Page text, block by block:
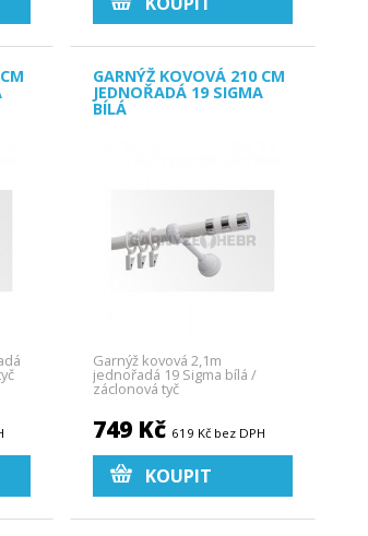
GARNÝŽ KOVOVÁ 210 CM
JEDNOŘADÁ 19 SIGMA
BÍLÁ
Garnýž kovová 2,1m
jednořadá 19 Sigma bílá /
záclonová tyč
749 Kč 619 Kč bez DPH
KOUPIT